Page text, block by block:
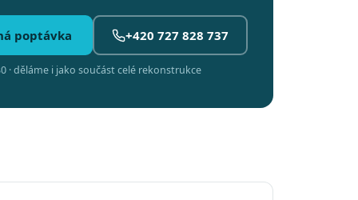
poptávka +420 727 828 737
· děláme i jako součást celé rekonstrukce